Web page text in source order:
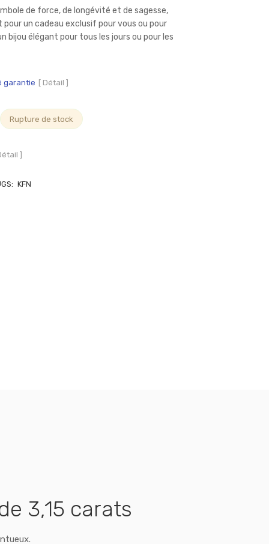
de force, de longévité et de sagesse,
un cadeau exclusif pour vous ou pour
bijou élégant pour tous les jours ou pour les
garantie [ Détail ]
Rupture de stock
]
KFN
3,15 carats